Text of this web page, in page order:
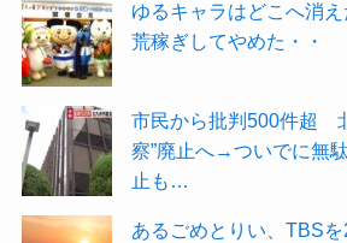
ゆるキャラはどこへ消
荒稼ぎしてやめた・・
市民から批判500件超
察”廃止へ→ついでに無
止も…
あるごめとりい、TBS